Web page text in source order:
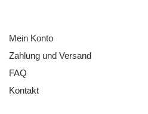
Mein Konto
Zahlung und Versand
FAQ
Kontakt